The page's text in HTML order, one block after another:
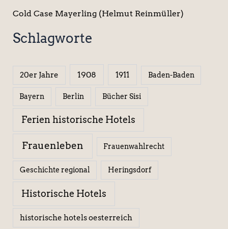
Cold Case Mayerling (Helmut Reinmüller)
Schlagworte
20er Jahre 1908 1911 Baden-Baden
Bayern Berlin Bücher Sisi
Ferien historische Hotels
Frauenleben Frauenwahlrecht
Geschichte regional Heringsdorf
Historische Hotels
historische hotels oesterreich